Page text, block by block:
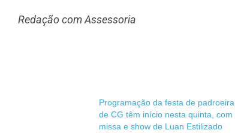
Redação com Assessoria
Programação da festa de padroeira
de CG têm início nesta quinta, com
missa e show de Luan Estilizado